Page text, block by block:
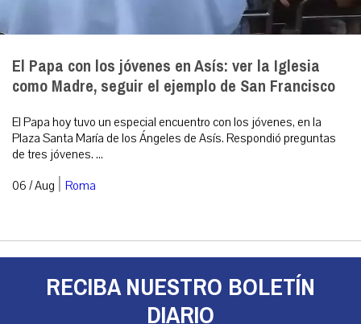
El Papa con los jóvenes en Asís: ver la Iglesia
como Madre, seguir el ejemplo de San Francisco
El Papa hoy tuvo un especial encuentro con los jóvenes, en la
Plaza Santa María de los Ángeles de Asís. Respondió preguntas
de tres jóvenes. ...
06 / Aug | Roma
RECIBA NUESTRO BOLETÍN
DIARIO